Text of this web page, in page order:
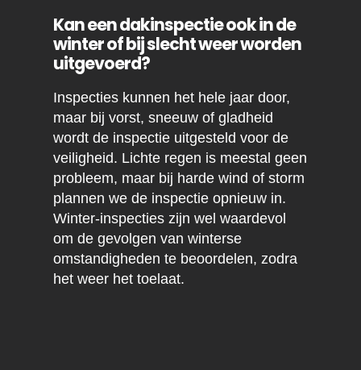
Kan een dakinspectie ook in de
winter of bij slecht weer worden
uitgevoerd?
Inspecties kunnen het hele jaar door,
maar bij vorst, sneeuw of gladheid
wordt de inspectie uitgesteld voor de
veiligheid. Lichte regen is meestal geen
probleem, maar bij harde wind of storm
plannen we de inspectie opnieuw in.
Winter-inspecties zijn wel waardevol
om de gevolgen van winterse
omstandigheden te beoordelen, zodra
het weer het toelaat.